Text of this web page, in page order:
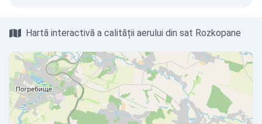
Hartă interactivă a calității aerului din sat Rozkopane